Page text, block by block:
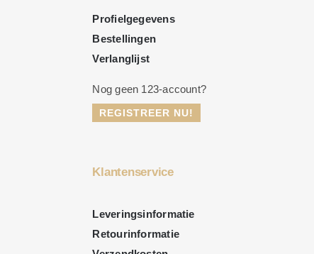
Profielgegevens
Bestellingen
Verlanglijst
Nog geen 123-account?
REGISTREER NU!
Klantenservice
Leveringsinformatie
Retourinformatie